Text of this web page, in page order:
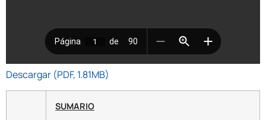
Descargar (PDF, 1.81MB)
SUMARIO